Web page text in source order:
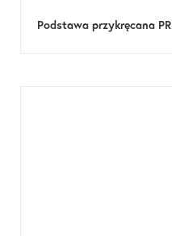
Podstawa przykręcana PR